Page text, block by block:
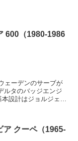
600（1980-1986
ェーデンのサーブが
ルタのバッジエンジ
設計はジョルジェッ
ア クーペ（1965-